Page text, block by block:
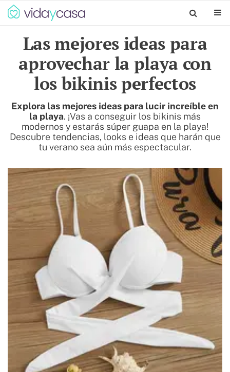
Las mejores ideas para
aprovechar la playa con
los bikinis perfectos
Explora las mejores ideas para lucir increíble en
la playa. ¡Vas a conseguir los bikinis más
modernos y estarás súper guapa en la playa!
Descubre tendencias, looks e ideas que harán que
tu verano sea aún más espectacular.